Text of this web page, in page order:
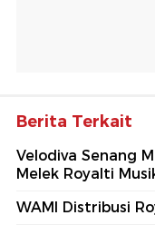
Berita Terkait
Velodiva Senang
Melek Royalti
WAMI Distribusi